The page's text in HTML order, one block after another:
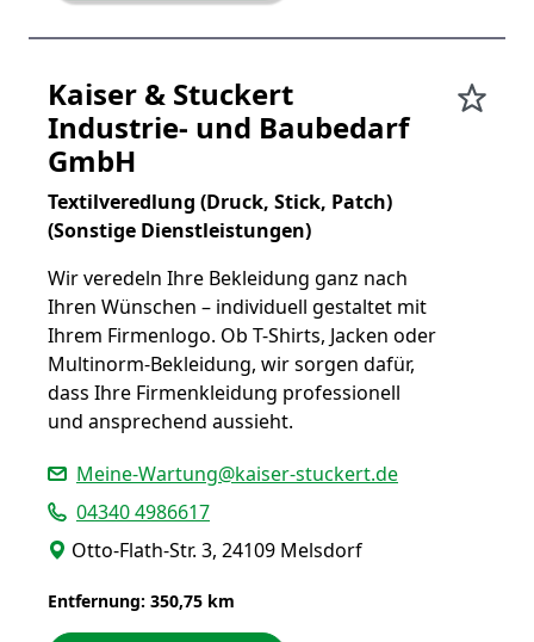
Kaiser & Stuckert
Industrie- und Baubedarf
GmbH
Textilveredlung (Druck, Stick, Patch)
(Sonstige Dienstleistungen)
Wir veredeln Ihre Bekleidung ganz nach
Ihren Wünschen – individuell gestaltet mit
Ihrem Firmenlogo. Ob T-Shirts, Jacken oder
Multinorm-Bekleidung, wir sorgen dafür,
dass Ihre Firmenkleidung professionell
und ansprechend aussieht.
Meine-Wartung@kaiser-stuckert.de
04340 4986617
Otto-Flath-Str. 3, 24109 Melsdorf
Entfernung: 350,75 km